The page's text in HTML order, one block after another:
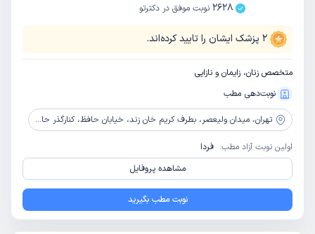
2628 نوبت موفق در دکترتو
2 پزشک ایشان را تایید کرده‌اند.
متخصص زنان، زایمان و نازایی
نوبت‌دهی مطب
تهران، میدان ولیعصر، بطرف کریم خان زند، خیابان حافظ، کنارگذر حافظ، کوچه ولدی، بعد از بیمارستان فیروزگر، پلاک 26، طبقه 1
اولین نوبت آزاد مطب: فردا
مشاهده پروفایل
نوبت مطب بگیرید